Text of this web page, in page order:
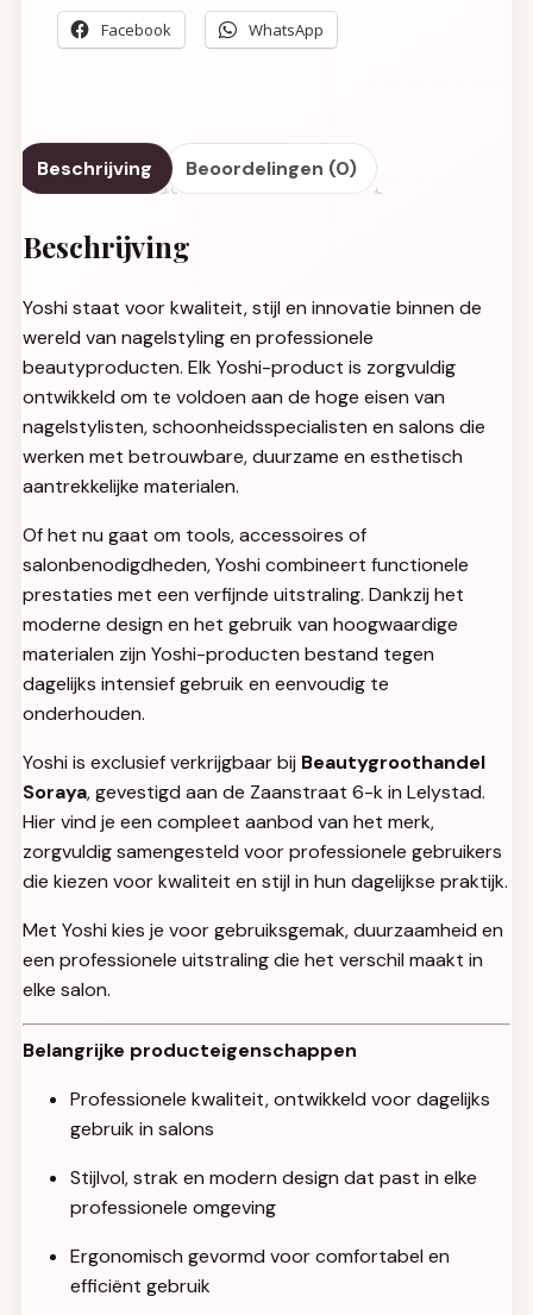
Facebook WhatsApp
Beschrijving Beoordelingen (0)
Beschrijving
Yoshi staat voor kwaliteit, stijl en innovatie binnen de
wereld van nagelstyling en professionele
beautyproducten. Elk Yoshi-product is zorgvuldig
ontwikkeld om te voldoen aan de hoge eisen van
nagelstylisten, schoonheidsspecialisten en salons die
werken met betrouwbare, duurzame en esthetisch
aantrekkelijke materialen.
Of het nu gaat om tools, accessoires of
salonbenodigdheden, Yoshi combineert functionele
prestaties met een verfijnde uitstraling. Dankzij het
moderne design en het gebruik van hoogwaardige
materialen zijn Yoshi-producten bestand tegen
dagelijks intensief gebruik en eenvoudig te
onderhouden.
Yoshi is exclusief verkrijgbaar bij Beautygroothandel
Soraya, gevestigd aan de Zaanstraat 6-k in Lelystad.
Hier vind je een compleet aanbod van het merk,
zorgvuldig samengesteld voor professionele gebruikers
die kiezen voor kwaliteit en stijl in hun dagelijkse praktijk.
Met Yoshi kies je voor gebruiksgemak, duurzaamheid en
een professionele uitstraling die het verschil maakt in
elke salon.
Belangrijke producteigenschappen
Professionele kwaliteit, ontwikkeld voor dagelijks
gebruik in salons
Stijlvol, strak en modern design dat past in elke
professionele omgeving
Ergonomisch gevormd voor comfortabel en
efficiënt gebruik